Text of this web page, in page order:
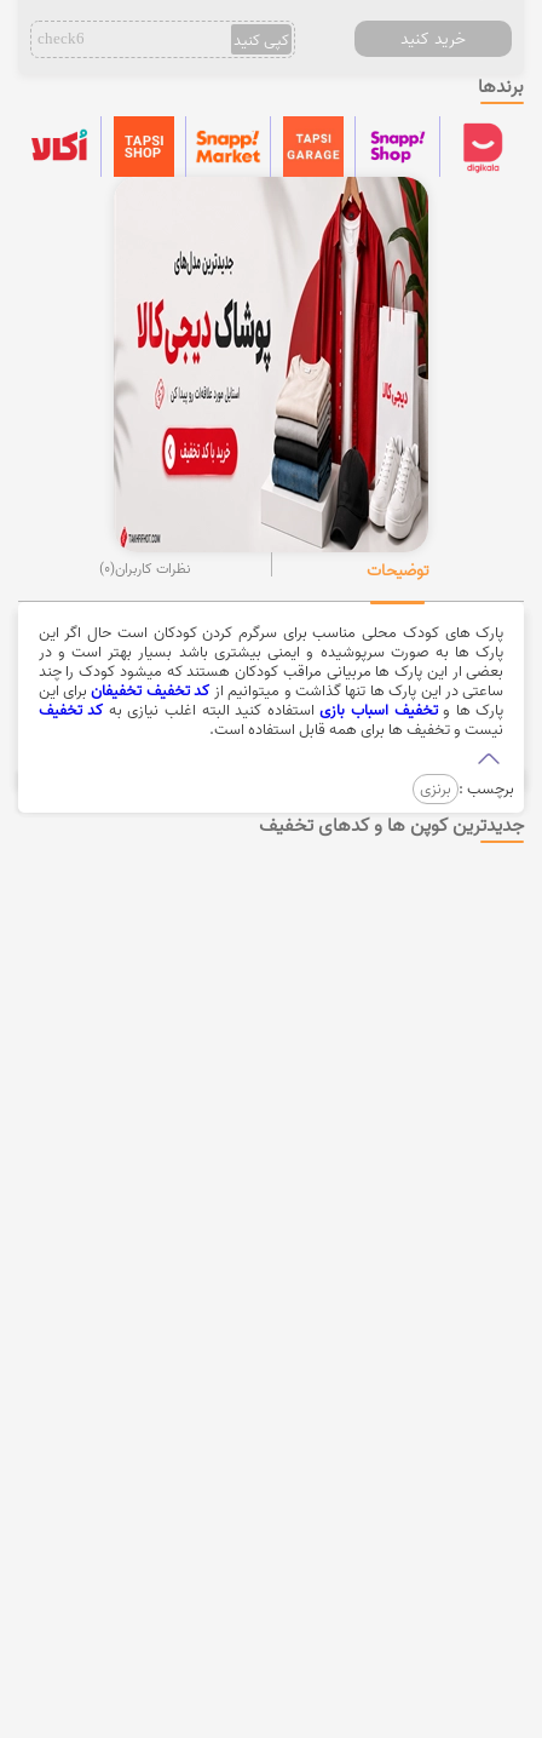
خرید کنید کپی کنید check6
برندها
توضیحات نظرات کاربران(0)
پارک های کودک محلی مناسب برای سرگرم کردن کودکان است حال اگر این
پارک ها به صورت سرپوشیده و ایمنی بیشتری باشد بسیار بهتر است و در
بعضی ار این پارک ها مربیانی مراقب کودکان هستند که میشود کودک را چند
ساعتی در این پارک ها تنها گذاشت و میتوانیم از کد تخفیف تخفیفانبرای این
پارک ها وتخفیف اسباب بازیاستفاده کنید البته اغلب نیازی به کد تخفیف
نیست و تخفیف ها برای همه قابل استفاده است.
برچسب : برنزی
جدیدترین کوپن ها و کدهای تخفیف